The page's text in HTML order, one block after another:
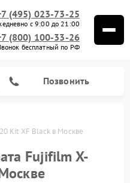
(495) 023-73-25
с 9:00 до 21:00
(800) 100-33-26
бесплатный по РФ
Позвонить
Kit XF Black в Москве
Fujifilm X-